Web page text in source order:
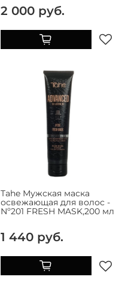
2 000 руб.
Tahe Мужская маска
освежающая для волос -
Nº201 FRESH MASK,200 мл
1 440 руб.